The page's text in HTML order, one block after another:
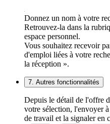
Donnez un nom à votre
Retrouvez-la dans la
espace personnel.
Vous souhaitez recevoir
d'emploi liées à votre
la réception ».
7. Autres fonctionnalités
Depuis le détail de l'offre
votre sélection, l'envoyer
de travail et la signaler en